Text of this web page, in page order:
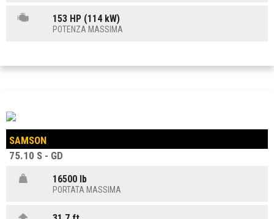
153 HP (114 kW)
POTENZA MASSIMA
SAMSON
75.10 S - GD
16500 lb
PORTATA MASSIMA